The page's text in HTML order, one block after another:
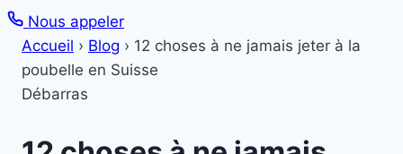
Nous appeler
Accueil › Blog › 12 choses à ne jamais jeter à la
poubelle en Suisse
Débarras